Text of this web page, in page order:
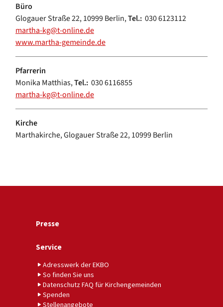
Büro
Glogauer Straße 22, 10999 Berlin,Tel.: 030 6123112
martha-kg@t-online.de
www.martha-gemeinde.de
Pfarrerin
Monika Matthias,Tel.: 030 6116855
martha-kg@t-online.de
Kirche
Marthakirche, Glogauer Straße 22, 10999 Berlin
Presse
Service
Adresswerk der EKBO
So finden Sie uns
Datenschutz FAQ für Kirchengemeinden
Spenden
Stellenangebote